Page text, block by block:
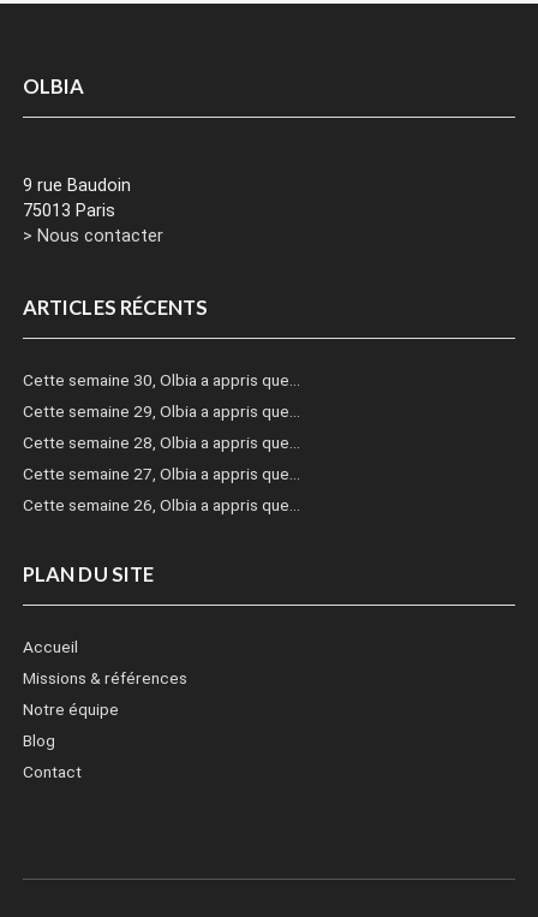
OLBIA
9 rue Baudoin
75013 Paris
> Nous contacter
ARTICLES RÉCENTS
Cette semaine 30, Olbia a appris que…
Cette semaine 29, Olbia a appris que…
Cette semaine 28, Olbia a appris que…
Cette semaine 27, Olbia a appris que…
Cette semaine 26, Olbia a appris que…
PLAN DU SITE
Accueil
Missions & références
Notre équipe
Blog
Contact